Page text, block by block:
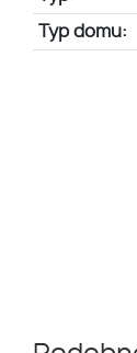
Typ domu: